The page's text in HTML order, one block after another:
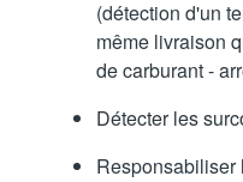
(détection d'un
même livraison
de carburant -
Détecter les
Responsabiliser